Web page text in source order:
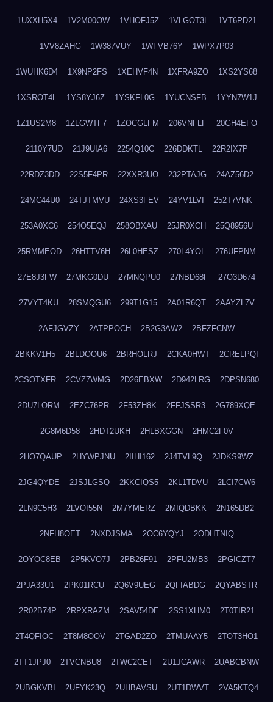
1UXXH5X4 1V2M00OW 1VHOFJ5Z 1VLGOT3L 1VT6PD21
1VV8ZAHG 1W387VUY 1WFVB76Y 1WPX7P03
1WUHK6D4 1X9NP2FS 1XEHVF4N 1XFRA9ZO 1XS2YS68
1XSROT4L 1YS8YJ6Z 1YSKFL0G 1YUCNSFB 1YYN7W1J
1Z1US2M8 1ZLGWTF7 1ZOCGLFM 206VNFLF 20GH4EFO
2110Y7UD 21J9UIA6 2254Q10C 226DDKTL 22R2IX7P
22RDZ3DD 22S5F4PR 22XXR3UO 232PTAJG 24AZ56D2
24MC44U0 24TJTMVU 24XS3FEV 24YV1LVI 252T7VNK
253A0XC6 254O5EQJ 258OBXAU 25JR0XCH 25Q8956U
25RMMEOD 26HTTV6H 26L0HESZ 270L4YOL 276UFPNM
27E8J3FW 27MKG0DU 27MNQPU0 27NBD68F 27O3D674
27VYT4KU 28SMQGU6 299T1G15 2A01R6QT 2AAYZL7V
2AFJGVZY 2ATPPOCH 2B2G3AW2 2BFZFCNW
2BKKV1H5 2BLDOOU6 2BRHOLRJ 2CKA0HWT 2CRELPQI
2CSOTXFR 2CVZ7WMG 2D26EBXW 2D942LRG 2DPSN680
2DU7LORM 2EZC76PR 2F53ZH8K 2FFJSSR3 2G789XQE
2G8M6D58 2HDT2UKH 2HLBXGGN 2HMC2F0V
2HO7QAUP 2HYWPJNU 2IIHI162 2J4TVL9Q 2JDKS9WZ
2JG4QYDE 2JSJLGSQ 2KKCIQS5 2KL1TDVU 2LCI7CW6
2LN9C5H3 2LVOI55N 2M7YMERZ 2MIQDBKK 2N165DB2
2NFH8OET 2NXDJSMA 2OC6YQYJ 2ODHTNIQ
2OYOC8EB 2P5KVO7J 2PB26F91 2PFU2MB3 2PGICZT7
2PJA33U1 2PK01RCU 2Q6V9UEG 2QFIABDG 2QYABSTR
2R02B74P 2RPXRAZM 2SAV54DE 2SS1XHM0 2T0TIR21
2T4QFIOC 2T8M8OOV 2TGAD2ZO 2TMUAAY5 2TOT3HO1
2TT1JPJ0 2TVCNBU8 2TWC2CET 2U1JCAWR 2UABCBNW
2UBGKVBI 2UFYK23Q 2UHBAVSU 2UT1DWVT 2VA5KTQ4